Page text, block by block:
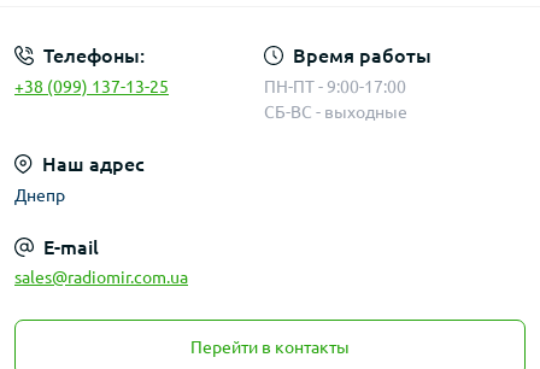
Телефоны:
+38 (099) 137-13-25
Время работы
ПН-ПТ - 9:00-17:00
СБ-ВС - выходные
Наш адрес
Днепр
E-mail
sales@radiomir.com.ua
Перейти в контакты